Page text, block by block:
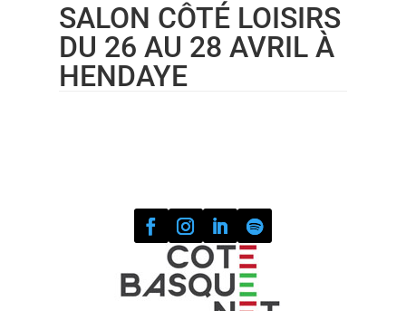
SALON CÔTÉ LOISIRS
DU 26 AU 28 AVRIL À
HENDAYE